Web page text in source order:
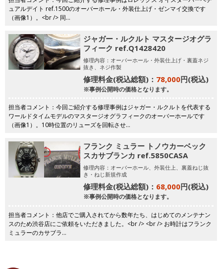
ュアルデイト ref.1500のオーバーホール・外装仕上げ・ゼンマイ交換です
（画像1）。<br /> 同…
ジャガー・ルクルト マスタージオグラ
フィーク ref.Q1428420
修理内容：オーバーホール・外装仕上げ・裏蓋ネジ
抜き、ネジ作製
修理料金(税込総額)： 78,000円(税込)
※事例公開時の価格となります。
担当者コメント：今回ご紹介する修理事例はジャガー・ルクルトを代表する
ワールドタイムモデルのマスタージオグラフィークのオーバーホールです
（画像1）。10時位置のリューズを回転させ…
フランク ミュラー トノウカーベック
スカサブランカ ref.5850CASA
修理内容：オーバーホール、外装仕上、裏蓋ねじ抜
き・ねじ新規作成
修理料金(税込総額)： 68,000円(税込)
※事例公開時の価格となります。
担当者コメント：他店でご購入されてから数年たち、はじめてのメンテナン
スのため渋谷店にご依頼をいただきました。<br /> <br /> お時計はフランク
ミュラーのカサブラ…